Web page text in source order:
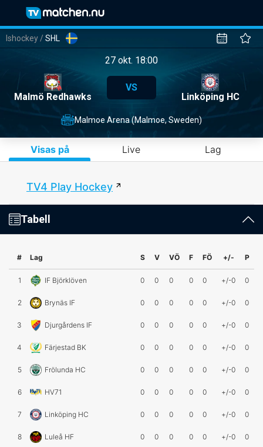
Ishockey /SHL
27 okt. 18:00
Malmö Redhawks
VS
Linköping HC
Malmoe Arena (Malmoe, Sweden)
Visas på Live Lag
TV4 Play Hockey
Tabell
# Lag S V VÖ F FÖ +/- P
1 IF Björklöven 0 0 0 0 0 +/-0 0
2 Brynäs IF 0 0 0 0 0 +/-0 0
3 Djurgårdens IF 0 0 0 0 0 +/-0 0
4 Färjestad BK 0 0 0 0 0 +/-0 0
5 Frölunda HC 0 0 0 0 0 +/-0 0
6 HV71 0 0 0 0 0 +/-0 0
7 Linköping HC 0 0 0 0 0 +/-0 0
8 Luleå HF 0 0 0 0 0 +/-0 0